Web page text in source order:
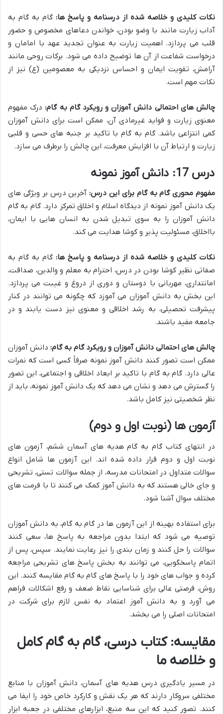
نکات کلیدی و خلاصه شده از درسنامه و پاسخ ها: گام به گام به
آداب زیارت مانند با وضو بودن، خواندن دعاهای مخصوص و حضور
قلب می پردازد. اهمیت زیارت به عنوان تجدید عهد با امامان و
درخواست شفاعت از آن ها توضیح داده می شود. برکات روحی مانند
آرامش، تقویت ایمان و احساس نزدیکی به معصومین (ع) نیز از
نکات مهم است.
چالش های احتمالی دانش آموزان و رویکرد گام به گام:درک مفهوم
معنوی زیارت و فواید غیرمادی آن، ممکن است برای دانش آموزان
کمی انتزاعی باشد. گام به گام با تاکید بر جنبه های حسی و قلبی
زیارت و ارتباط آن با افزایش معرفت، این چالش را برطرف می سازد.
درس 17: دانش آموز نمونه
مفهوم محوری گام به گام برای این درس:آخرین درس بر ویژگی های
یک دانش آموز نمونه از دیدگاه اسلام و اخلاق تمرکز دارد. گام به گام
دانش آموزان را به سوی تبدیل شدن به انسان هایی با ایمان،
بااخلاق، مسئولیت پذیر و کوشا هدایت می کند.
نکات کلیدی و خلاصه شده از درسنامه و پاسخ ها: گام به گام به
صفاتی نظیر کوشا بودن در درس، احترام به معلم و والدین، صداقت،
امانتداری، مهربانی با دوستان و دوری از دروغ و غیبت می پردازد.
این بخش به دانش آموزان می آموزد که چگونه می توانند در کنار
پیشرفت تحصیلی، به رشد اخلاقی و معنوی نیز دست یابند و در
جامعه مفید باشند.
چالش های احتمالی دانش آموزان و رویکرد گام به گام: دانش آموزان
ممکن است تصور کنند دانش آموز نمونه صرفاً کسی است که نمرات
عالی دارد. گام به گام با تاکید بر ابعاد اخلاقی و اجتماعی، این تصور
را گسترش می دهد و نشان می دهد که یک دانش آموز نمونه، باید از
نظر شخصیتی نیز کامل باشد.
آزمون ها (نوبت اول و دوم)
در انتهای کتاب گام به گام هدیه های آسمان ششم، آزمون های
نوبت اول و دوم قرار داده شده اند. این آزمون ها شامل انواع
سوالات متداول در امتحانات مدرسه، از جمله سوالات تستی، تشریحی
و جای خالی هستند که به دانش آموز کمک می کنند تا با فرمت های
مختلف سوال آشنا شود.
برای استفاده بهینه از این آزمون ها در گام به گام، به دانش آموزان
توصیه می شود که ابتدا بدون مراجعه به پاسخ ها، سعی کنند
سوالات را حل کنند و زمان بندی را نیز رعایت نمایند. سپس، پس از
اتمام پاسخگویی، می توانند به بخش پاسخ های تشریحی مراجعه
کرده و جواب های خود را با پاسخ های گام به گام مقایسه کنند. این
روش، فرصتی عالی برای شناسایی نقاط ضعف و رفع اشکالات فراهم
می آورد و به دانش آموز اعتماد به نفس لازم برای شرکت در
امتحانات اصلی را می بخشد.
مقایسه: کتاب درسی، گام به گام کامل
و خلاصه ما
در مسیر یادگیری درس هدیه های آسمان، دانش آموزان با منابع
مختلفی سروکار دارند که هر یک نقش و کارکرد خاص خود را ایفا می
کنند. تصور کنید که این سه منبع، ابزارهای مختلفی در جعبه ابزار